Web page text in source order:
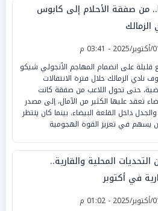
من صفقة الأحلام إلى كابوس
الزمالك
قليلة على انضمام المهاجم الأنجولي شيكو
نادي الزمالك خلال فترة الانتقالات
حتى تحول اللاعب من صفقة كانت
تعقد عليها الكثير من الآمال، إلى مصدر
داخل القلعة البيضاء. بينما كان ينتظر
يسهم في تعزيز القوة الهجومية
التحديات المحلية والقارية..